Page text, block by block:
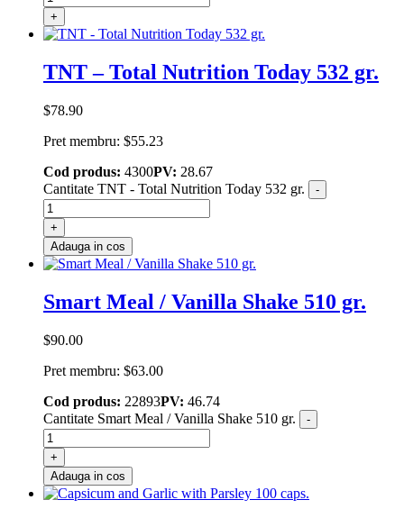
+
TNT – Total Nutrition Today 532 gr.
$78.90
Pret membru: $55.23
Cod produs: 4300PV: 28.67
Cantitate TNT - Total Nutrition Today 532 gr.
-
+
Adauga in cos
Smart Meal / Vanilla Shake 510 gr.
$90.00
Pret membru: $63.00
Cod produs: 22893PV: 46.74
Cantitate Smart Meal / Vanilla Shake 510 gr.
-
+
Adauga in cos